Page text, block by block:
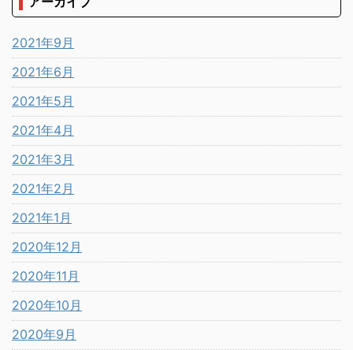
2021年9月
2021年6月
2021年5月
2021年4月
2021年3月
2021年2月
2021年1月
2020年12月
2020年11月
2020年10月
2020年9月